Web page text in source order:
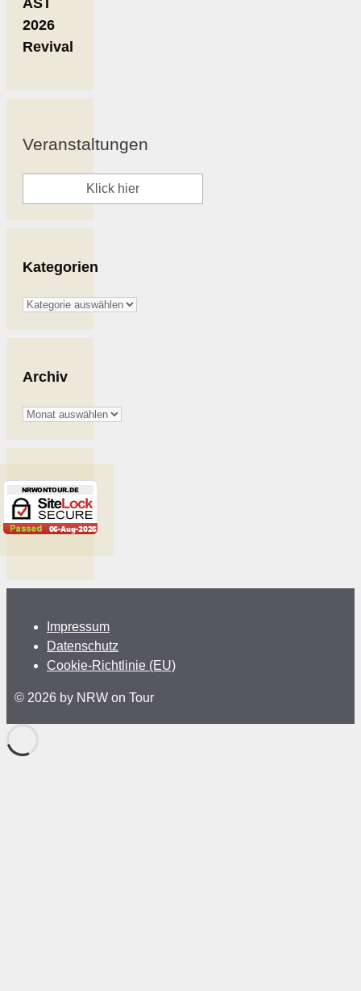
2026
Revival
Veranstaltungen
Klick hier
Kategorien
Kategorien
Archiv
Archiv
Impressum
Datenschutz
Cookie-Richtlinie (EU)
© 2026 by NRW on Tour